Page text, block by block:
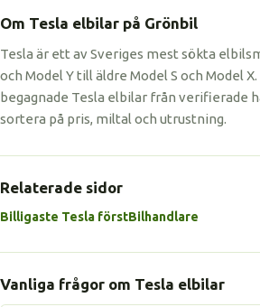
Om Tesla elbilar på Grönbil
Tesla är ett av Sveriges mest sökta
och Model Y till äldre Model S och Model
begagnade Tesla elbilar från verifierade
sortera på pris, miltal och utrustning.
Relaterade sidor
Billigaste Tesla förstBilhandlare
Vanliga frågor om Tesla elbilar